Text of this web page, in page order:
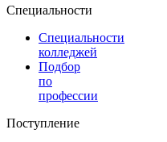
Специальности
Специальности
колледжей
Подбор
по
профессии
Поступление